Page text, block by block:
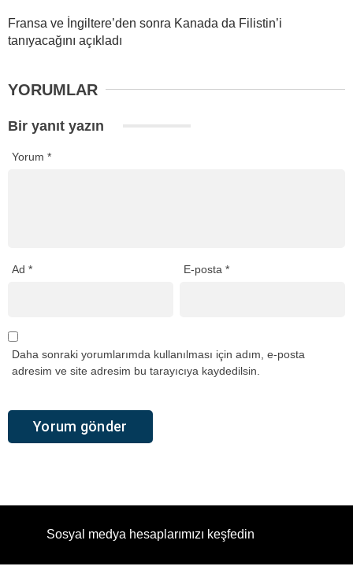
Fransa ve İngiltere’den sonra Kanada da Filistin’i
tanıyacağını açıkladı
YORUMLAR
Bir yanıt yazın
Yorum *
Ad * E-posta*
Daha sonraki yorumlarımda kullanılması için adım, e-posta
adresim ve site adresim bu tarayıcıya kaydedilsin.
Sosyal medya hesaplarımızı keşfedin